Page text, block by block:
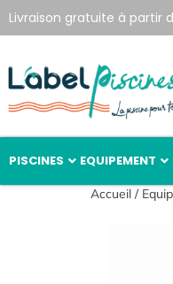
Livraison gratuite à partir
PISCINES EQUIPEMENT
Accueil /